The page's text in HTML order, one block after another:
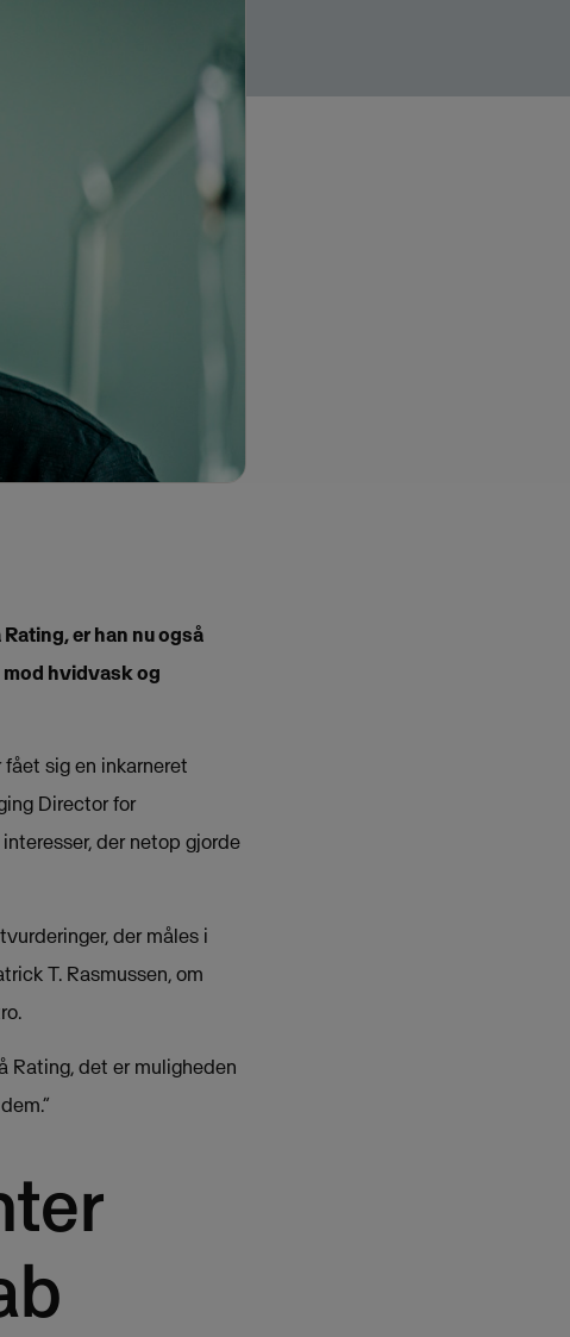
er han nu også
hvidvask og
sig en inkarneret
Director for
der netop gjorde
der måles i
T. Rasmussen, om
Rating, det er muligheden